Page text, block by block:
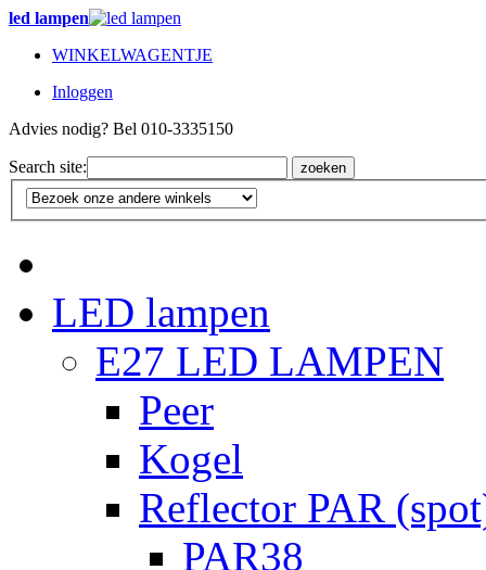
led lampen
WINKELWAGENTJE
Inloggen
Advies nodig? Bel 010-3335150
Search site: zoeken
LED lampen
E27 LED LAMPEN
Peer
Kogel
Reflector PAR
PAR38